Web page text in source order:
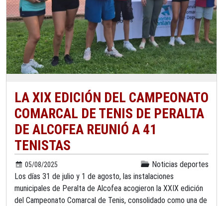
LA XIX EDICIÓN DEL CAMPEONATO
COMARCAL DE TENIS DE PERALTA
DE ALCOFEA REUNIÓ A 41
TENISTAS
05/08/2025
Noticias deportes
Los días 31 de julio y 1 de agosto, las instalaciones
municipales de Peralta de Alcofea acogieron la XXIX edición
del Campeonato Comarcal de Tenis, consolidado como una de